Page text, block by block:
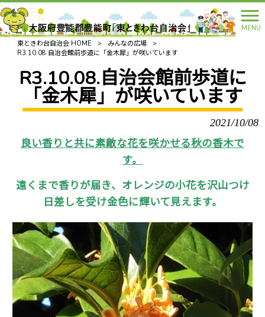
MENU
東ときわ台自治会 HOME
> みんなの広場
>
R3.10.08.自治会館前歩道に「金木犀」が咲いています
R3.10.08.自治会館前歩道に
「金木犀」が咲いています
2021/10/08
良い香りと共に素敵な花を咲かせる秋の香木で
す。
遠くまで香りが届き、オレンジの小花を沢山つけ
日差しを受け金色に輝いて見えます。